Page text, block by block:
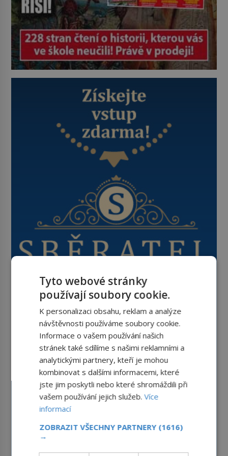
Tyto webové stránky
používají soubory cookie.
K personalizaci obsahu, reklam a analýze
návštěvnosti používáme soubory cookie.
Informace o vašem používání našich
stránek také sdílíme s našimi reklamními a
analytickými partnery, kteří je mohou
kombinovat s dalšími informacemi, které
jste jim poskytli nebo které shromáždili při
vašem používání jejich služeb.Více
informací
ZOBRAZIT VŠECHNY PARTNERY (1616)
→